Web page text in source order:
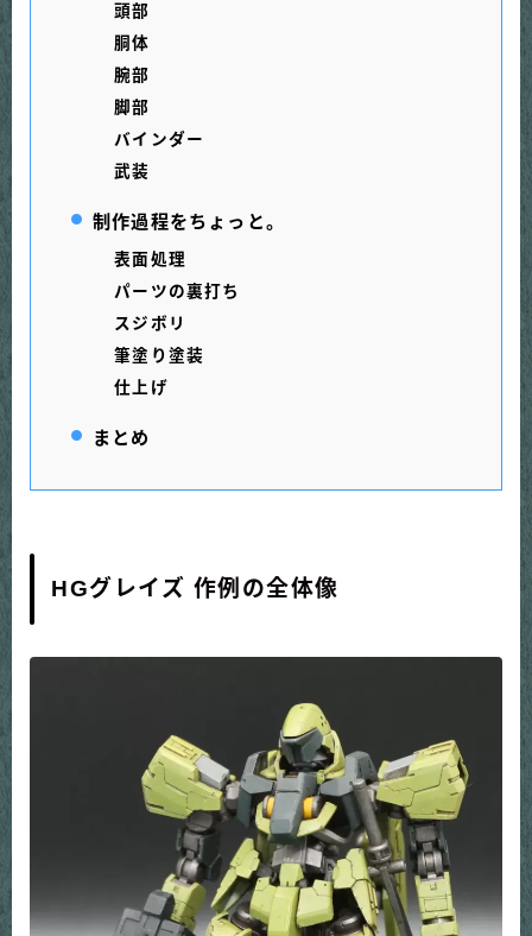
頭部
胴体
腕部
脚部
バインダー
武装
制作過程をちょっと。
表面処理
パーツの裏打ち
スジボリ
筆塗り塗装
仕上げ
まとめ
HGグレイズ 作例の全体像